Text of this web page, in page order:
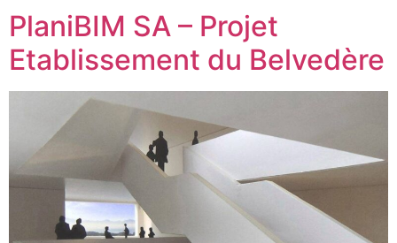
PlaniBIM SA – Projet
Etablissement du Belvedère